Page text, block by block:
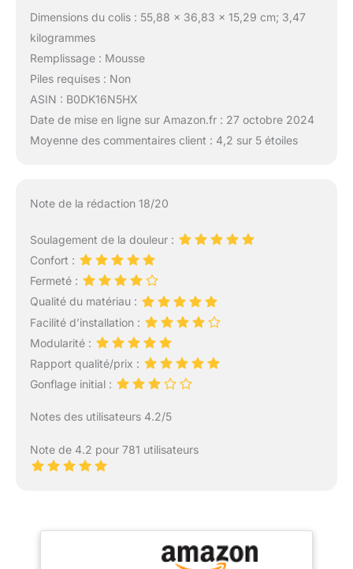
Dimensions du colis : 55,88 x 36,83 x 15,29 cm; 3,47
kilogrammes
Remplissage : Mousse
Piles requises : Non
ASIN : B0DK16N5HX
Date de mise en ligne sur Amazon.fr : 27 octobre 2024
Moyenne des commentaires client : 4,2 sur 5 étoiles
Note de la rédaction 18/20
Soulagement de la douleur :
Confort :
Fermeté :
Qualité du matériau :
Facilité d’installation :
Modularité :
Rapport qualité/prix :
Gonflage initial :
Notes des utilisateurs 4.2/5
Note de 4.2 pour 781 utilisateurs